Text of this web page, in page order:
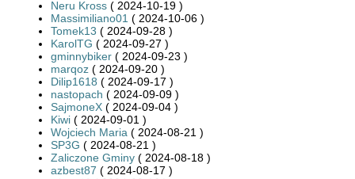
Neru Kross ( 2024-10-19 )
Massimiliano01 ( 2024-10-06 )
Tomek13 ( 2024-09-28 )
KarolTG ( 2024-09-27 )
gminnybiker ( 2024-09-23 )
marqoz ( 2024-09-20 )
Dilip1618 ( 2024-09-17 )
nastopach ( 2024-09-09 )
SajmoneX ( 2024-09-04 )
Kiwi ( 2024-09-01 )
Wojciech Maria ( 2024-08-21 )
SP3G ( 2024-08-21 )
Zaliczone Gminy ( 2024-08-18 )
azbest87 ( 2024-08-17 )